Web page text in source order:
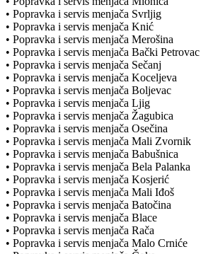
• Popravka i servis menjača Svrljig
• Popravka i servis menjača Knić
• Popravka i servis menjača Merošina
• Popravka i servis menjača Bački Petrovac
• Popravka i servis menjača Sečanj
• Popravka i servis menjača Koceljeva
• Popravka i servis menjača Boljevac
• Popravka i servis menjača Ljig
• Popravka i servis menjača Žagubica
• Popravka i servis menjača Osečina
• Popravka i servis menjača Mali Zvornik
• Popravka i servis menjača Babušnica
• Popravka i servis menjača Bela Palanka
• Popravka i servis menjača Kosjerić
• Popravka i servis menjača Mali Iđoš
• Popravka i servis menjača Batočina
• Popravka i servis menjača Blace
• Popravka i servis menjača Rača
• Popravka i servis menjača Malo Crniće